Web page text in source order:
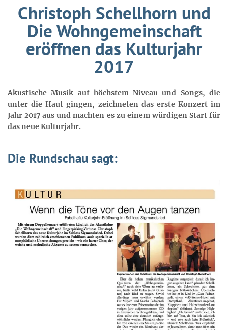
Christoph Schellhorn und
Die Wohngemeinschaft
eröffnen das Kulturjahr
2017
Akustische Musik auf höchstem Niveau und Songs, die
unter die Haut gingen, zeichneten das erste Konzert im
Jahr 2017 aus und machten es zu einem würdigen Start für
das neue Kulturjahr.
Die Rundschau sagt: